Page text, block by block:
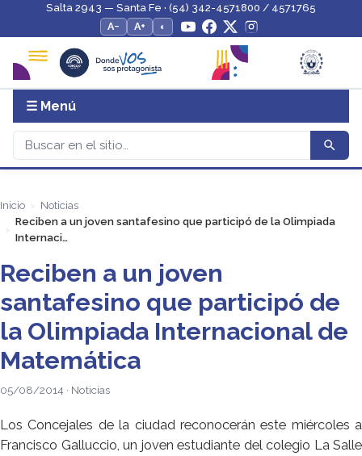
Salta 2943 — Santa Fe · (54) 342-4571800 / 4571765
A−
A+ ◐
☰ Menú
Inicio
Noticias
Reciben a un joven santafesino que participó de la Olimpiada
Internaci…
Reciben a un joven
santafesino que participó de
la Olimpiada Internacional de
Matemática
05/08/2014 · Noticias
Los Concejales de la ciudad reconocerán este miércoles a
Francisco Galluccio, un joven estudiante del colegio La Salle